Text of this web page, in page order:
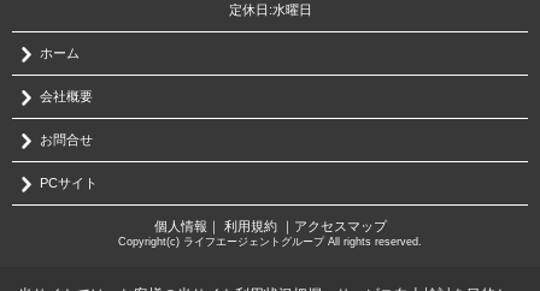
定休日:水曜日
ホーム
会社概要
お問合せ
PCサイト
個人情報 ｜ 利用規約｜ アクセスマップ
Copyright(c) ライフエージェントグループ All rights reserved.